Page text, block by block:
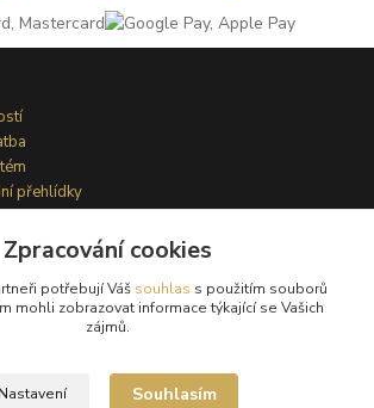
přehlídky
Zpracování cookies
potřebují Váš souhlas s použitím souborů
mohli zobrazovat informace týkající se Vašich
zájmů.
Nastavení Souhlasím